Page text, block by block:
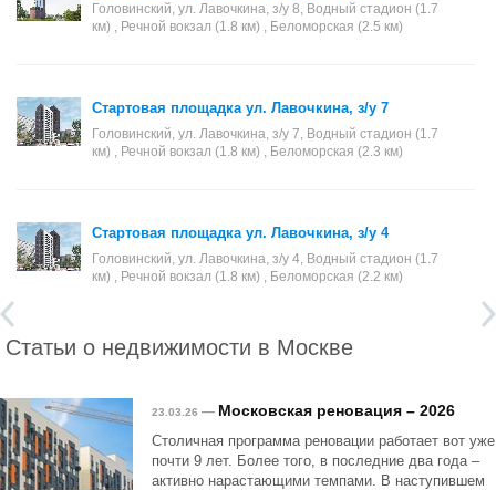
Головинский, ул. Лавочкина, з/у 8, Водный стадион (1.7
км) , Речной вокзал (1.8 км) , Беломорская (2.5 км)
Стартовая площадка ул. Лавочкина, з/у 7
Головинский, ул. Лавочкина, з/у 7, Водный стадион (1.7
км) , Речной вокзал (1.8 км) , Беломорская (2.3 км)
Стартовая площадка ул. Лавочкина, з/у 4
Головинский, ул. Лавочкина, з/у 4, Водный стадион (1.7
км) , Речной вокзал (1.8 км) , Беломорская (2.2 км)
Статьи о недвижимости в Москве
23.03.26 — Московская реновация – 2026
Столичная программа реновации работает вот уже
почти 9 лет. Более того, в последние два года –
активно нарастающими темпами. В наступившем